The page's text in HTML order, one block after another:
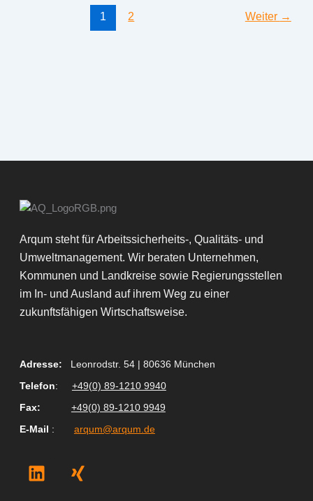
1 2 Weiter →
Arqum steht für Arbeitssicherheits-, Qualitäts- und
Umweltmanagement. Wir beraten Unternehmen,
Kommunen und Landkreise sowie Regierungsstellen
im In- und Ausland auf ihrem Weg zu einer
zukunftsfähigen Wirtschaftsweise.
Adresse:
Leonrodstr. 54 | 80636 München
Telefon:
+49(0) 89-1210 9940
Fax:
+49(0) 89-1210 9949
E-Mail : arqum@arqum.de
L
i
X
i